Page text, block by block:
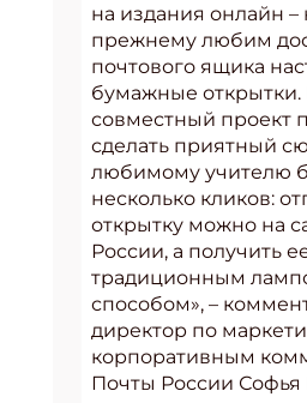
на издания онлайн –
прежнему любим
почтового ящика
бумажные
совместный проект
сделать приятный
любимому учителю
несколько кликов:
открытку можно на
России, а получить
традиционным
способом», –
директор по
корпоративным
Почты России Софья